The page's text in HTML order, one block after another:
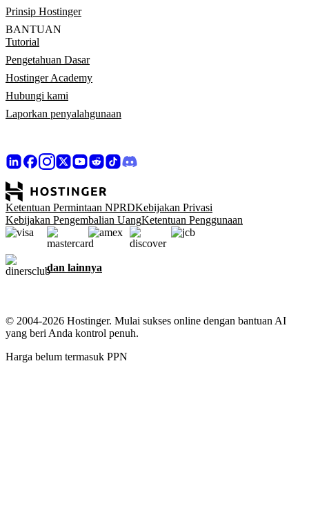
Prinsip Hostinger
BANTUAN
Tutorial
Pengetahuan Dasar
Hostinger Academy
Hubungi kami
Laporkan penyalahgunaan
Ketentuan Permintaan NPRDKebijakan Privasi
Kebijakan Pengembalian UangKetentuan Penggunaan
dan lainnya
© 2004-2026 Hostinger. Mulai sukses online dengan bantuan AI
yang beri Anda kontrol penuh.
Harga belum termasuk PPN